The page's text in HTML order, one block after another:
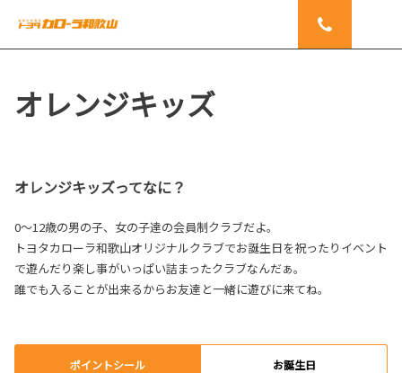
オレンジキッズ
オレンジキッズってなに？
0～12歳の男の子、女の子達の会員制クラブだよ。
トヨタカローラ和歌山オリジナルクラブでお誕生日を祝ったりイベント
で遊んだり楽し事がいっぱい詰まったクラブなんだぁ。
誰でも入ることが出来るからお友達と一緒に遊びに来てね。
ポイントシール お誕生日